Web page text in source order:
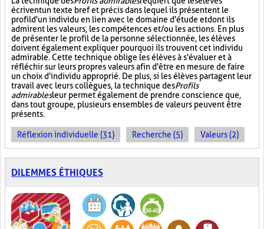
écrivent un texte bref et précis dans lequel ils présentent le
profil d'un individu en lien avec le domaine d'étude et dont ils
admirent les valeurs, les compétences et/ou les actions. En plus
de présenter le profil de la personne sélectionnée, les élèves
doivent également expliquer pourquoi ils trouvent cet individu
admirable. Cette technique oblige les élèves à s'évaluer et à
réfléchir sur leurs propres valeurs afin d'être en mesure de faire
un choix d'individu approprié. De plus, si les élèves partagent leur
travail avec leurs collègues, la technique desProfils
admirablesleur permet également de prendre conscience que,
dans tout groupe, plusieurs ensembles de valeurs peuvent être
présents.
Réflexion individuelle (31) Recherche (5) Valeurs (2)
DILEMMES ÉTHIQUES